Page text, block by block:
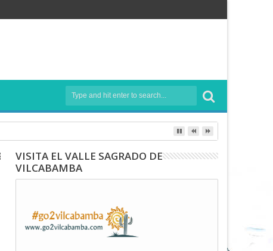
VISITA EL VALLE SAGRADO DE
VILCABAMBA